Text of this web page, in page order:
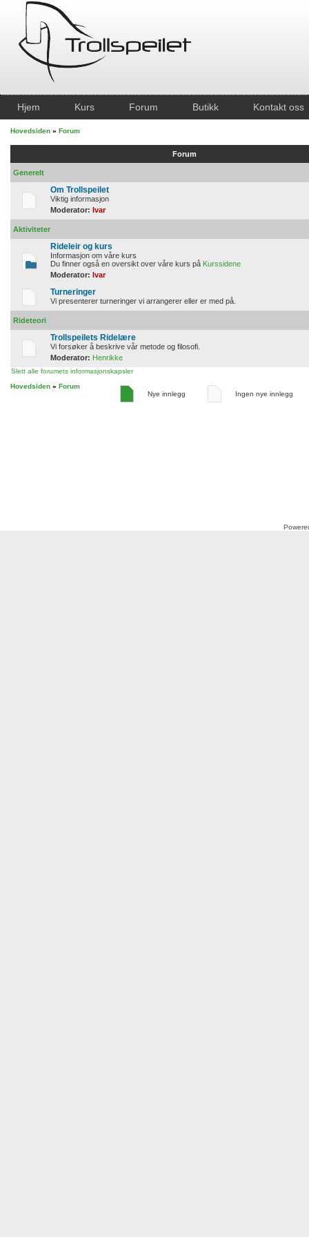
Hjem Kurs Forum Butikk Kontakt oss
Hovedsiden » Forum
Forum
Generelt
Om Trollspeilet
Viktig informasjon
Moderator: Ivar
Aktiviteter
Rideleir og kurs
Informasjon om våre kurs
Du finner også en oversikt over våre kurs på Kurssidene
Moderator: Ivar
Turneringer
Vi presenterer turneringer vi arrangerer eller er med på.
Rideteori
Trollspeilets Ridelære
Vi forsøker å beskrive vår metode og filosofi.
Moderator: Henrikke
Slett alle forumets informasjonskapsler
Hovedsiden » Forum
Nye innlegg
Ingen nye innlegg